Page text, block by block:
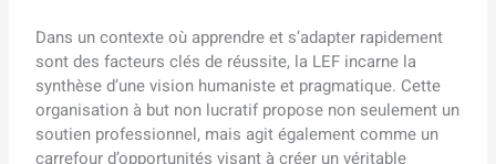
Dans un contexte où apprendre et s’adapter rapidement
sont des facteurs clés de réussite, la LEF incarne la
synthèse d’une vision humaniste et pragmatique. Cette
organisation à but non lucratif propose non seulement un
soutien professionnel, mais agit également comme un
carrefour d’opportunités visant à créer un véritable